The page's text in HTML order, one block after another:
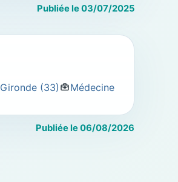
Publiée le 03/07/2025
Gironde (33) Médecine
Publiée le 06/08/2026